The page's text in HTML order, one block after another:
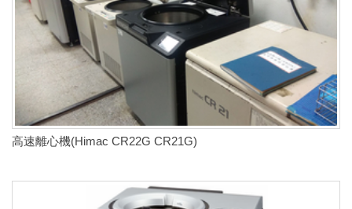
高速離心機(Himac CR22G CR21G)